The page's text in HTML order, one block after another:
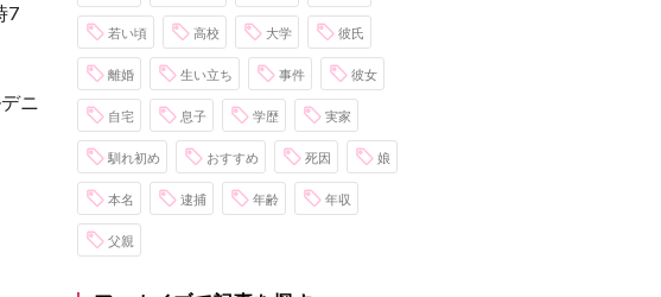
7
ニ
若い頃 高校 大学 彼氏
離婚 生い立ち 事件 彼女
自宅 息子 学歴 実家
馴れ初め おすすめ 死因 娘
本名 逮捕 年齢 年収
父親